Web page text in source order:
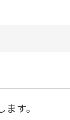
す。